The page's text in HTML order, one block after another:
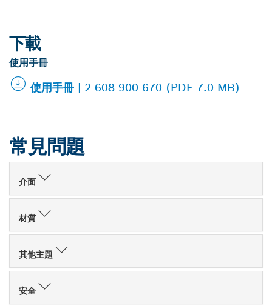
下載
使用手冊
使用手冊 | 2 608 900 670 (PDF 7.0 MB)
常見問題
介面
材質
其他主題
安全